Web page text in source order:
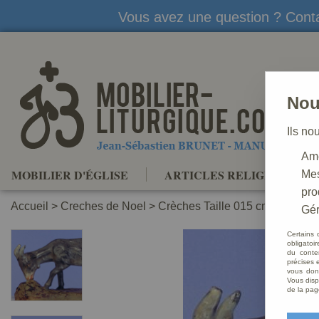
Vous avez une question ?
MOBILIER D'ÉGLISE ARTICLES RELIGIEUX
Accueil > Creches de Noel > Crèches Taille 015 cm
Ils
Certains
du
précises
vous
Vous
de la